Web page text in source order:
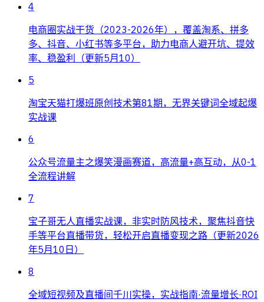
4
电商圈实战干货（2023-2026年），覆盖淘系、拼多
多、抖音、小红书等多平台，助力电商人避开坑、提效
率、稳盈利（更新5月10）
5
淘宝天猫打爆班原创技术第81期，无界关键词全域起爆
实战课
6
公众号流量主之爆笑漫画赛道，高流量+高互动，从0-1
全流程讲解
7
宝子哥无人直播实战课，非实时防风技术，聚焦抖音快
手等平台直播带货，轻松开启直播变现之路（更新2026
年5月10日）
8
全域短视频及直播间千川实操，实战指南·流量增长·ROI